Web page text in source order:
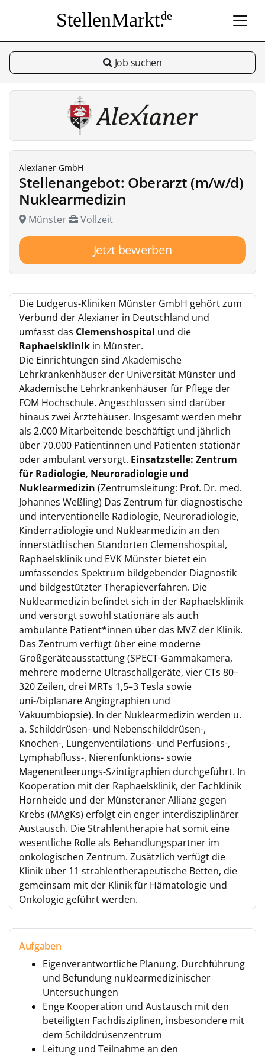
StellenMarkt.de
Job suchen
Alexianer GmbH
Stellenangebot: Oberarzt (m/w/d)
Nuklearmedizin
Münster Vollzeit
Jetzt bewerben
Die Ludgerus-Kliniken Münster GmbH gehört zum
Verbund der Alexianer in Deutschland und
umfasst das Clemenshospital und die
Raphaelsklinik in Münster.
Die Einrichtungen sind Akademische
Lehrkrankenhäuser der Universität Münster und
Akademische Lehrkrankenhäuser für Pflege der
FOM Hochschule. Angeschlossen sind darüber
hinaus zwei Ärztehäuser. Insgesamt werden mehr
als 2.000 Mitarbeitende beschäftigt und jährlich
über 70.000 Patientinnen und Patienten stationär
oder ambulant versorgt. Einsatzstelle: Zentrum
für Radiologie, Neuroradiologie und
Nuklearmedizin (Zentrumsleitung: Prof. Dr. med.
Johannes Weßling) Das Zentrum für diagnostische
und interventionelle Radiologie, Neuroradiologie,
Kinderradiologie und Nuklearmedizin an den
innerstädtischen Standorten Clemenshospital,
Raphaelsklinik und EVK Münster bietet ein
umfassendes Spektrum bildgebender Diagnostik
und bildgestützter Therapieverfahren. Die
Nuklearmedizin befindet sich in der Raphaelsklinik
und versorgt sowohl stationäre als auch
ambulante Patient*innen über das MVZ der Klinik.
Das Zentrum verfügt über eine moderne
Großgeräteausstattung (SPECT-Gammakamera,
mehrere moderne Ultraschallgeräte, vier CTs 80–
320 Zeilen, drei MRTs 1,5–3 Tesla sowie
uni-/biplanare Angiographien und
Vakuumbiopsie). In der Nuklearmedizin werden u.
a. Schilddrüsen- und Nebenschilddrüsen-,
Knochen-, Lungenventilations- und Perfusions-,
Lymphabfluss-, Nierenfunktions- sowie
Magenentleerungs-Szintigraphien durchgeführt. In
Kooperation mit der Raphaelsklinik, der Fachklinik
Hornheide und der Münsteraner Allianz gegen
Krebs (MAgKs) erfolgt ein enger interdisziplinärer
Austausch. Die Strahlentherapie hat somit eine
wesentliche Rolle als Behandlungspartner im
onkologischen Zentrum. Zusätzlich verfügt die
Klinik über 11 strahlentherapeutische Betten, die
gemeinsam mit der Klinik für Hämatologie und
Onkologie geführt werden.
Aufgaben
Eigenverantwortliche Planung, Durchführung
und Befundung nuklearmedizinischer
Untersuchungen
Enge Kooperation und Austausch mit den
beteiligten Fachdisziplinen, insbesondere mit
dem Schilddrüsenzentrum
Leitung und Teilnahme an den